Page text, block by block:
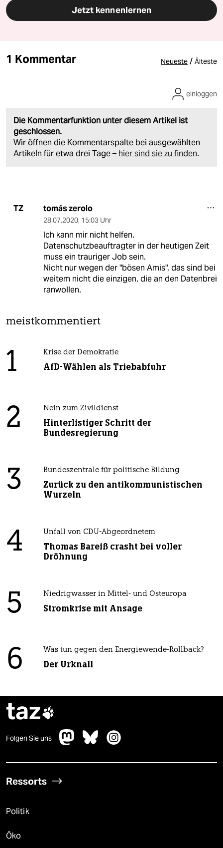
Jetzt kennenlernen
1 Kommentar Neueste / Älteste
Die Kommentarfunktion unter diesem Artikel ist
geschlossen.
Wir öffnen die Kommentarspalte bei ausgewählten
Artikeln für etwa drei Tage – hier sind sie zu finden.
einloggen
TZ tomás zerolo
28.07.2020, 15:03 Uhr
Ich kann mir nicht helfen.
Datenschutzbeauftragter in der heutigen Zeit
muss ein trauriger Job sein.
Nicht nur wegen der "bösen Amis", das sind bei
weitem nicht die einzigen, die an den Datenbrei
ranwollen.
meistkommentiert
1 Krise der Demokratie
AfD-Wählen als Triebabfuhr
2 Nein zum Zivildienst
Hinterlistiger Schritt der
Bundesregierung
3 Bundeszentrale für politische Bildung
Zurück zu den antikommunistischen
Wurzeln
4 Unfall von CDU-Abgeordnetem
Thomas Bareiß crasht bei voller
Dröhnung
5 Niedrigwasser in Mittel- und Osteuropa
Stromkrise mit Ansage
6 Was tun gegen den Energiewende-Rollback?
Der Urknall
taz
Folgen Sie uns
Ressorts
Politik
Öko